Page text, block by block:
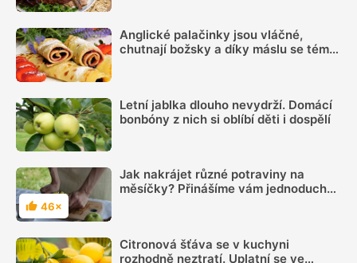
Anglické palačinky jsou vláčné,
chutnají božsky a díky máslu se téměř
Letní jablka dlouho nevydrží. Domácí
bonbóny z nich si oblíbí děti i dospělí
Hodnocení
46×
Jak nakrájet různé potraviny na
měsíčky? Přinášíme vám jednoduchý
Citronová šťáva se v kuchyni
rozhodně neztratí. Uplatní se ve